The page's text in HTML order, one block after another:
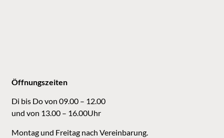
Öffnungszeiten
Di bis Do von 09.00 – 12.00
und von 13.00 – 16.00Uhr
Montag und Freitag nach Vereinbarung.